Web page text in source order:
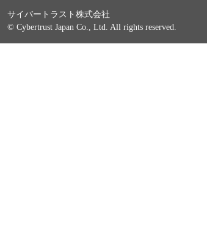
サイバートラスト株式会社
© Cybertrust Japan Co., Ltd. All rights reserved.